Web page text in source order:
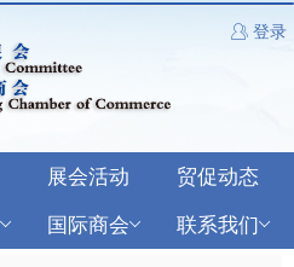
登录
展会活动
贸促动态
国际商会 联系我们